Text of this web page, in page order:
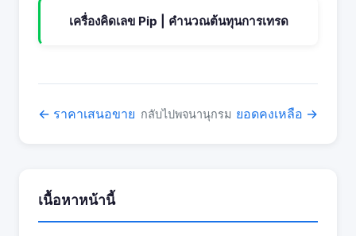
เครื่องคิดเลข Pip | คำนวณต้นทุนการเทรด
← ราคาเสนอขาย กลับไปพจนานุกรม ยอดคงเหลือ →
เนื้อหาหน้านี้